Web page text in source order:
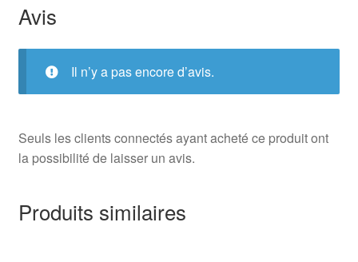
Avis
Il n’y a pas encore d’avis.
Seuls les clients connectés ayant acheté ce produit ont
la possibilité de laisser un avis.
Produits similaires